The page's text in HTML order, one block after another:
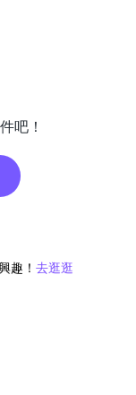
吧！
趣！ 去逛逛